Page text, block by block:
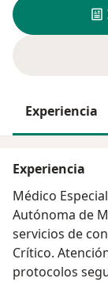
Experiencia
Experiencia
Médico
Autónoma de
servicios de
Crítico.
protocolos